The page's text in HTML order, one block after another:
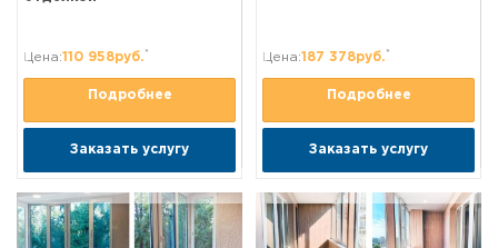
Цена:110 958руб. *
Подробнее
Заказать услугу
Цена:187 378руб. *
Подробнее
Заказать услугу